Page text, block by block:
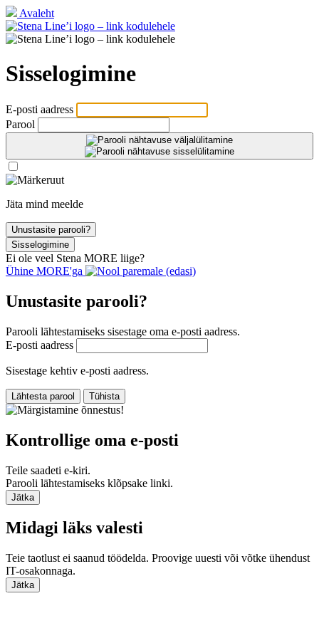
Avaleht
Sisselogimine
E‑posti aadress
Parool
Jäta mind meelde
Unustasite parooli?
Sisselogimine
Ei ole veel Stena MORE liige?
Ühine MORE'ga
Unustasite parooli?
Parooli lähtestamiseks sisestage oma e‑posti aadress.
E‑posti aadress
Sisestage kehtiv e‑posti aadress.
Lähtesta parool Tühista
Kontrollige oma e‑posti
Teile saadeti e-kiri.
Parooli lähtestamiseks klõpsake linki.
Jätka
Midagi läks valesti
Teie taotlust ei saanud töödelda. Proovige uuesti või võtke ühendust
IT-osakonnaga.
Jätka